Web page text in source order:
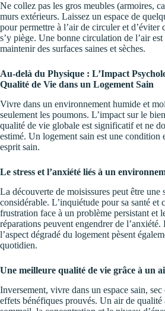
Ne collez pas les gros meubles (armoires,
murs extérieurs. Laissez un espace de
pour permettre à l’air de circuler et d’éviter
s’y piège. Une bonne circulation de l’air
maintenir des surfaces saines et sèches.
Au-delà du Physique : L’Impact
Qualité de Vie dans un Logement Sain
Vivre dans un environnement humide et
seulement les poumons. L’impact sur le
qualité de vie globale est significatif et ne
estimé. Un logement sain est une condition
esprit sain.
Le stress et l’anxiété liés à un
La découverte de moisissures peut être une
considérable. L’inquiétude pour sa santé et
frustration face à un problème persistant et
réparations peuvent engendrer de l’anxiété.
l’aspect dégradé du logement pèsent
quotidien.
Une meilleure qualité de vie grâce à un
Inversement, vivre dans un espace sain,
effets bénéfiques prouvés. Un air de qualité